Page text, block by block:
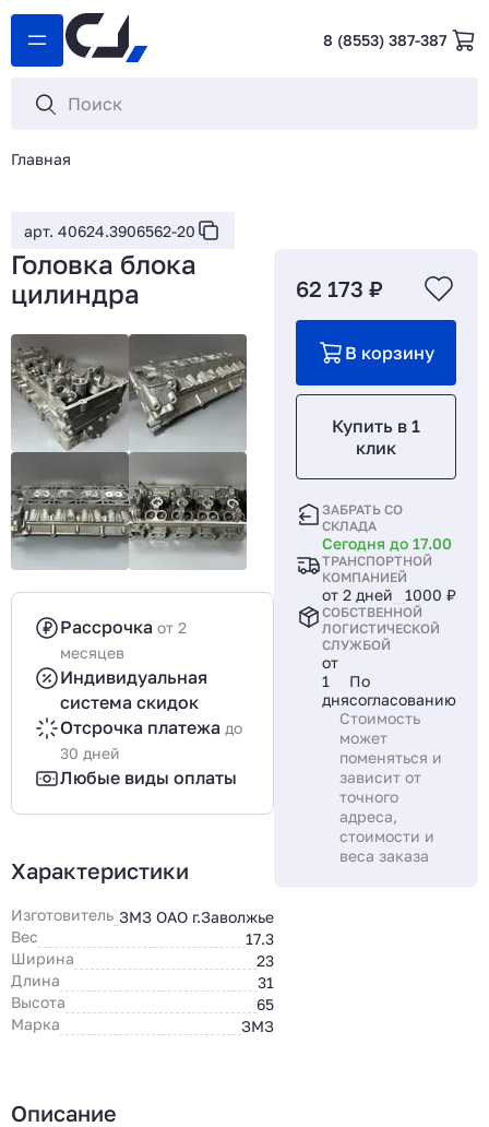
8 (8553) 387-387
Главная
арт. 40624.3906562-20
Головка блока
цилиндра
Рассрочка от 2
месяцев
Индивидуальная
система скидок
Отсрочка платежа до
30 дней
Любые виды оплаты
Характеристики
Изготовитель ЗМЗ ОАО г.Заволжье
Вес
17.3
Ширина
23
Длина
31
Высота
65
Марка
ЗМЗ
Описание
62 173 ₽
В корзину
Купить в 1
клик
ЗАБРАТЬ СО
СКЛАДА
Сегодня до 17.00
ТРАНСПОРТНОЙ
КОМПАНИЕЙ
от 2 дней 1000 ₽
СОБСТВЕННОЙ
ЛОГИСТИЧЕСКОЙ
СЛУЖБОЙ
от
1
дня
По
согласованию
Стоимость
может
поменяться и
зависит от
точного
адреса,
стоимости и
веса заказа